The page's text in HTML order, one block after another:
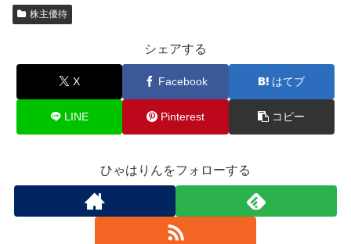
株主優待
シェアする
X Facebook はてブ
LINE Pinterest コピー
ひゃはりんをフォローする